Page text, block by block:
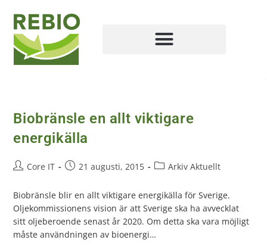
Biobränsle en allt viktigare
energikälla
Core IT 21 augusti, 2015 Arkiv Aktuellt
Biobränsle blir en allt viktigare energikälla för Sverige.
Oljekommissionens vision är att Sverige ska ha avvecklat
sitt oljeberoende senast år 2020. Om detta ska vara möjligt
måste användningen av bioenergi…